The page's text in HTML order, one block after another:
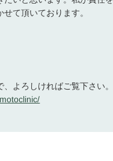
て頂いております。
よろしければご覧下さい。